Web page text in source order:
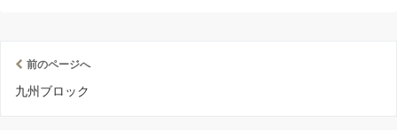
前のページへ
九州ブロック